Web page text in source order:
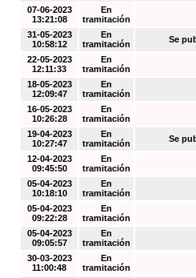
07-06-2023
13:21:08
En
tramitación
31-05-2023
10:58:12
En
tramitación
Se
22-05-2023
12:11:33
En
tramitación
18-05-2023
12:09:47
En
tramitación
16-05-2023
10:26:28
En
tramitación
19-04-2023
10:27:47
En
tramitación
Se
12-04-2023
09:45:50
En
tramitación
05-04-2023
10:18:10
En
tramitación
05-04-2023
09:22:28
En
tramitación
05-04-2023
09:05:57
En
tramitación
30-03-2023
11:00:48
En
tramitación